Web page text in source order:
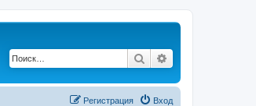
Поиск
Вход
Регистрация